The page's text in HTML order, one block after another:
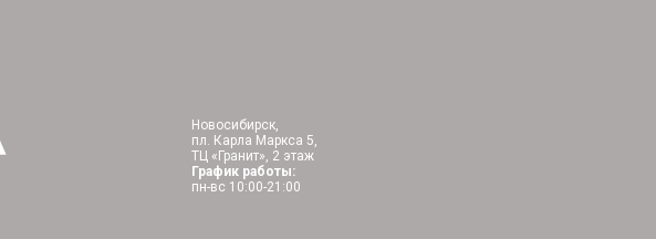
Новосибирск,
пл. Карла Маркса 5,
ТЦ «Гранит», 2 этаж
График работы:
пн-вс 10:00-21:00